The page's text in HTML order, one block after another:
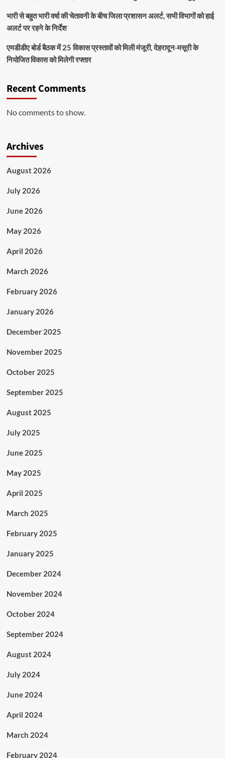
भारी से बहुत भारी वर्षा की चेतावनी के बीच जिला प्रशासन अलर्ट, सभी विभागों को हाई
अलर्ट पर रहने के निर्देश
एमडीडीए बोर्ड बैठक में 25 विकास प्रस्तावों को मिली मंजूरी, देहरादून-मसूरी के
नियोजित विकास को मिलेगी रफ्तार
Recent Comments
No comments to show.
Archives
August 2026
July 2026
June 2026
May 2026
April 2026
March 2026
February 2026
January 2026
December 2025
November 2025
October 2025
September 2025
August 2025
July 2025
June 2025
May 2025
April 2025
March 2025
February 2025
January 2025
December 2024
November 2024
October 2024
September 2024
August 2024
July 2024
June 2024
April 2024
March 2024
February 2024